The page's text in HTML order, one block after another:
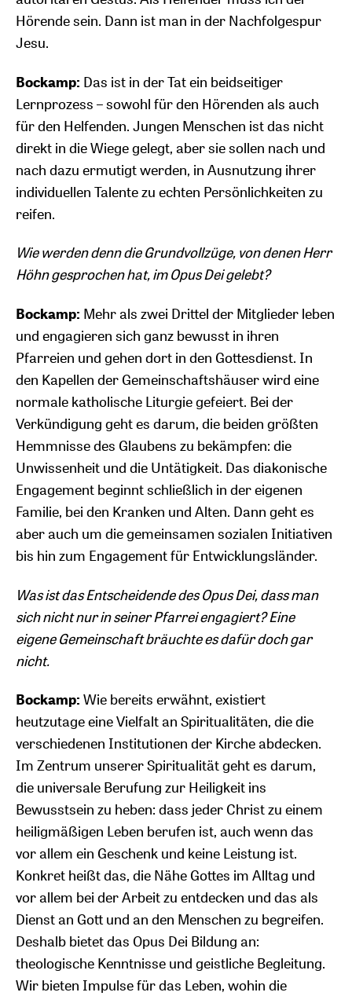
Hörende sein. Dann ist man in der Nachfolgespur
Jesu.
Bockamp: Das ist in der Tat ein beidseitiger
Lernprozess – sowohl für den Hörenden als auch
für den Helfenden. Jungen Menschen ist das nicht
direkt in die Wiege gelegt, aber sie sollen nach und
nach dazu ermutigt werden, in Ausnutzung ihrer
individuellen Talente zu echten Persönlichkeiten zu
reifen.
Wie werden denn die Grundvollzüge, von denen Herr
Höhn gesprochen hat, im Opus Dei gelebt?
Bockamp: Mehr als zwei Drittel der Mitglieder leben
und engagieren sich ganz bewusst in ihren
Pfarreien und gehen dort in den Gottesdienst. In
den Kapellen der Gemeinschaftshäuser wird eine
normale katholische Liturgie gefeiert. Bei der
Verkündigung geht es darum, die beiden größten
Hemmnisse des Glaubens zu bekämpfen: die
Unwissenheit und die Untätigkeit. Das diakonische
Engagement beginnt schließlich in der eigenen
Familie, bei den Kranken und Alten. Dann geht es
aber auch um die gemeinsamen sozialen Initiativen
bis hin zum Engagement für Entwicklungsländer.
Was ist das Entscheidende des Opus Dei, dass man
sich nicht nur in seiner Pfarrei engagiert? Eine
eigene Gemeinschaft bräuchte es dafür doch gar
nicht.
Bockamp: Wie bereits erwähnt, existiert
heutzutage eine Vielfalt an Spiritualitäten, die die
verschiedenen Institutionen der Kirche abdecken.
Im Zentrum unserer Spiritualität geht es darum,
die universale Berufung zur Heiligkeit ins
Bewusstsein zu heben: dass jeder Christ zu einem
heiligmäßigen Leben berufen ist, auch wenn das
vor allem ein Geschenk und keine Leistung ist.
Konkret heißt das, die Nähe Gottes im Alltag und
vor allem bei der Arbeit zu entdecken und das als
Dienst an Gott und an den Menschen zu begreifen.
Deshalb bietet das Opus Dei Bildung an:
theologische Kenntnisse und geistliche Begleitung.
Wir bieten Impulse für das Leben, wohin die